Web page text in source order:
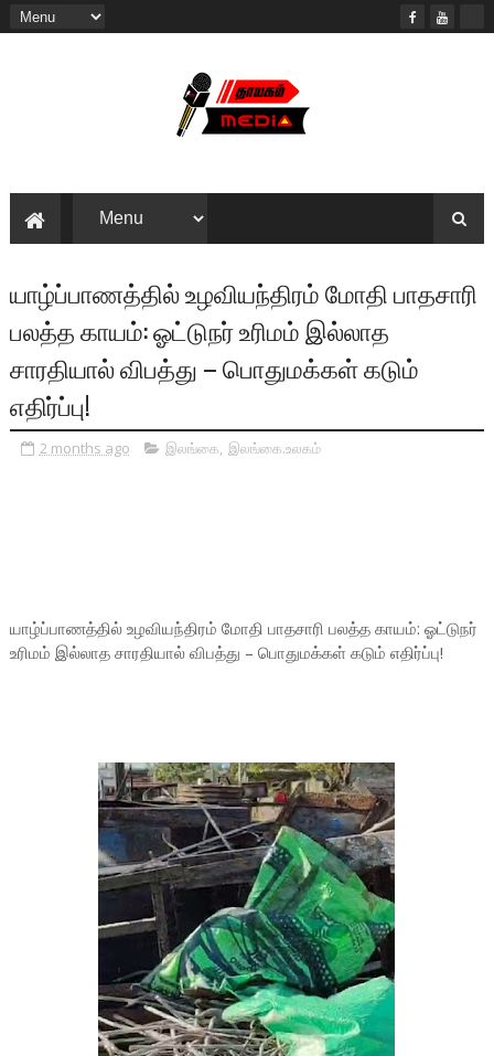
யாழ்ப்பாணத்தில் உழவியந்திரம் மோதி பாதசாரி
பலத்த காயம்: ஓட்டுநர் உரிமம் இல்லாத
சாரதியால் விபத்து – பொதுமக்கள் கடும்
எதிர்ப்பு!
2 months ago இலங்கை, இலங்கை.உலகம்
யாழ்ப்பாணத்தில் உழவியந்திரம் மோதி பாதசாரி பலத்த காயம்: ஓட்டுநர்
உரிமம் இல்லாத சாரதியால் விபத்து – பொதுமக்கள் கடும் எதிர்ப்பு!